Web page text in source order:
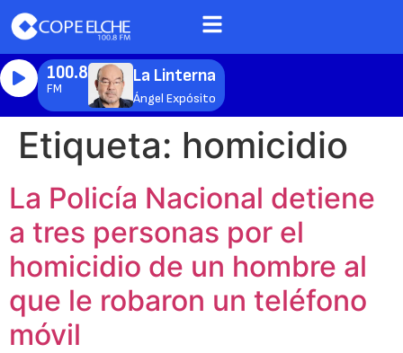
100.8
FM
La Linterna
Ángel Expósito
Etiqueta: homicidio
La Policía Nacional detiene
a tres personas por el
homicidio de un hombre al
que le robaron un teléfono
móvil